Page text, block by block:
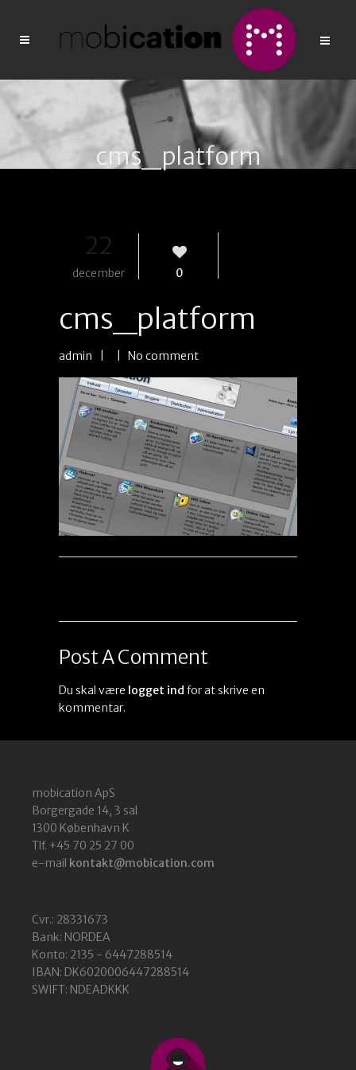
cms_platform
22
december 0
cms_platform
admin No comment
Post A Comment
Du skal være logget ind for at skrive en
kommentar.
mobication ApS
Borgergade 14, 3 sal
1300 København K
Tlf. +45 70 25 27 00
e-mail kontakt@mobication.com
Cvr.: 28331673
Bank: NORDEA
Konto: 2135 - 6447288514
IBAN: DK6020006447288514
SWIFT: NDEADKKK